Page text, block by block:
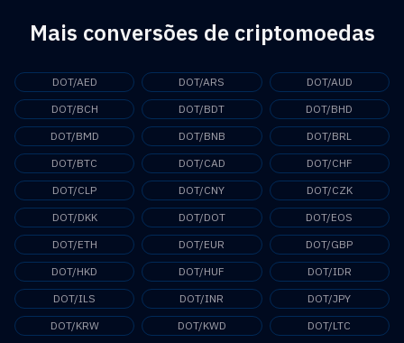
Mais conversões de criptomoedas
DOT/AED DOT/ARS
DOT/AUD
DOT/BCH
DOT/BDT
DOT/BHD
DOT/BMD
DOT/BNB
DOT/BRL
DOT/BTC
DOT/CAD
DOT/CHF
DOT/CLP
DOT/CNY
DOT/CZK
DOT/DKK
DOT/DOT
DOT/EOS
DOT/ETH
DOT/EUR
DOT/GBP
DOT/HKD
DOT/HUF
DOT/IDR
DOT/ILS
DOT/INR
DOT/JPY
DOT/KRW
DOT/KWD
DOT/LTC